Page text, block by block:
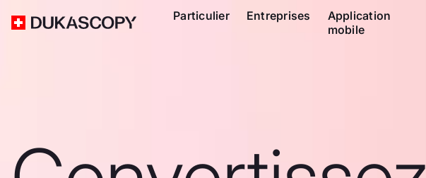
Particulier Entreprises
Application
mobile